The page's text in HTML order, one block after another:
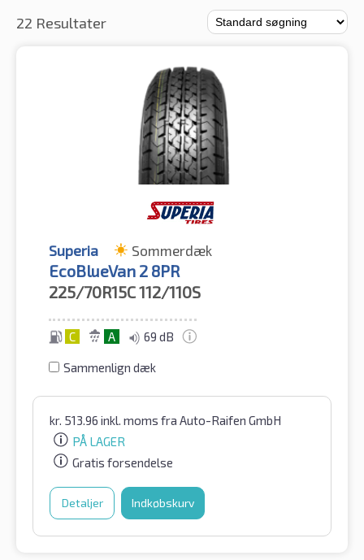
22 Resultater
Superia Sommerdæk
EcoBlueVan 2 8PR
225/70R15C112/110S
C A 69 dB
Sammenlign dæk
kr. 513.96 inkl. moms fra Auto-Raifen GmbH
PÅ LAGER
Gratis forsendelse
Detaljer Indkøbskurv